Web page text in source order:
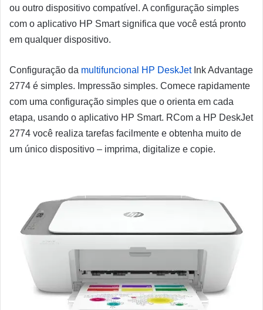
ou outro dispositivo compatível. A configuração simples
com o aplicativo HP Smart significa que você está pronto
em qualquer dispositivo.
Configuração da multifuncional HP DeskJetInk Advantage
2774 é simples. Impressão simples. Comece rapidamente
com uma configuração simples que o orienta em cada
etapa, usando o aplicativo HP Smart. RCom a HP DeskJet
2774 você realiza tarefas facilmente e obtenha muito de
um único dispositivo – imprima, digitalize e copie.